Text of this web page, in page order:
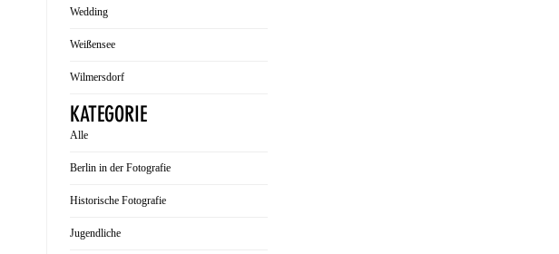
Wedding
Weißensee
Wilmersdorf
KATEGORIE
Alle
Berlin in der Fotografie
Historische Fotografie
Jugendliche